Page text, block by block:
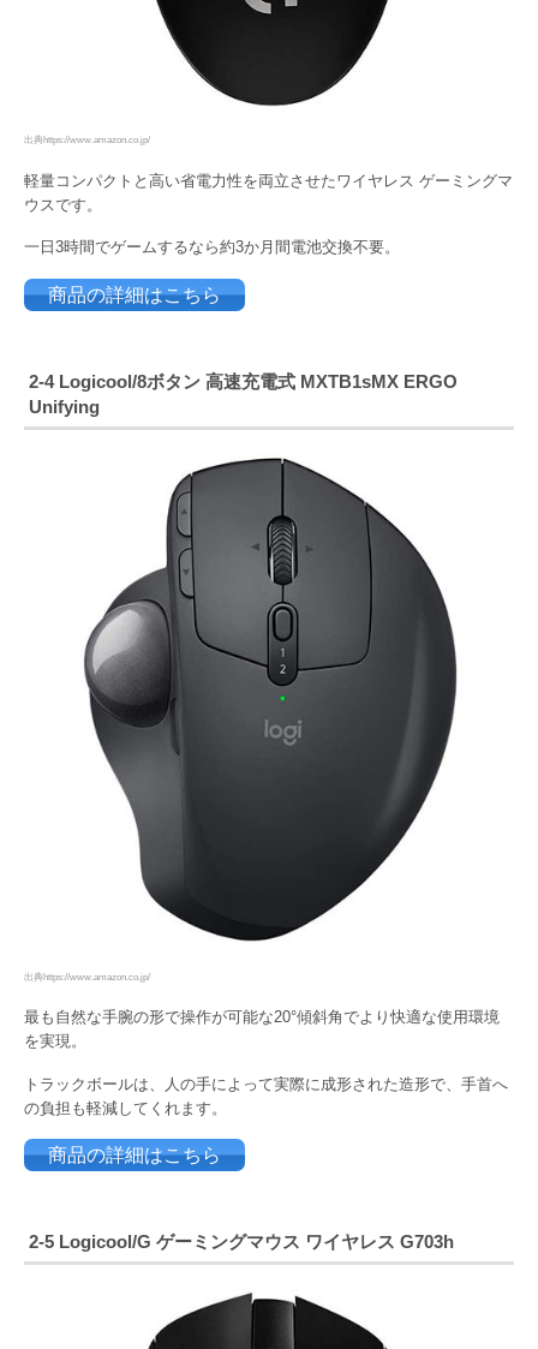
出典https://www.amazon.co.jp/
軽量コンパクトと高い省電力性を両立させたワイヤレス ゲーミングマ
ウスです。
一日3時間でゲームするなら約3か月間電池交換不要。
商品の詳細はこちら
2-4 Logicool/8ボタン 高速充電式 MXTB1sMX ERGO
Unifying
出典https://www.amazon.co.jp/
最も自然な手腕の形で操作が可能な20°傾斜角でより快適な使用環境
を実現。
トラックボールは、人の手によって実際に成形された造形で、手首へ
の負担も軽減してくれます。
商品の詳細はこちら
2-5 Logicool/G ゲーミングマウス ワイヤレス G703h